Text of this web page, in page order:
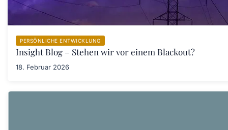
PERSÖNLICHE ENTWICKLUNG
Insight Blog – Stehen wir vor einem Blackout?
18. Februar 2026